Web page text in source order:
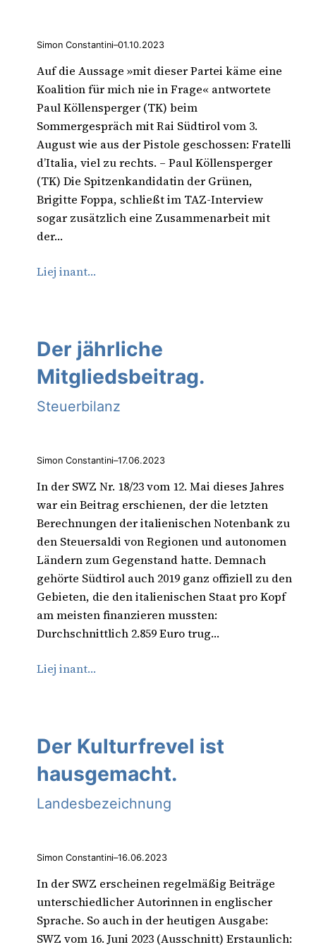
Simon Constantini–01.10.2023
Auf die Aussage »mit dieser Partei käme eine
Koalition für mich nie in Frage« antwortete
Paul Köllensperger (TK) beim
Sommergespräch mit Rai Südtirol vom 3.
August wie aus der Pistole geschossen: Fratelli
d’Italia, viel zu rechts. – Paul Köllensperger
(TK) Die Spitzenkandidatin der Grünen,
Brigitte Foppa, schließt im TAZ-Interview
sogar zusätzlich eine Zusammenarbeit mit
der…
Liej inant…
Der jährliche
Mitgliedsbeitrag.
Steuerbilanz
Simon Constantini–17.06.2023
In der SWZ Nr. 18/23 vom 12. Mai dieses Jahres
war ein Beitrag erschienen, der die letzten
Berechnungen der italienischen Notenbank zu
den Steuersaldi von Regionen und autonomen
Ländern zum Gegenstand hatte. Demnach
gehörte Südtirol auch 2019 ganz offiziell zu den
Gebieten, die den italienischen Staat pro Kopf
am meisten finanzieren mussten:
Durchschnittlich 2.859 Euro trug…
Liej inant…
Der Kulturfrevel ist
hausgemacht.
Landesbezeichnung
Simon Constantini–16.06.2023
In der SWZ erscheinen regelmäßig Beiträge
unterschiedlicher Autorinnen in englischer
Sprache. So auch in der heutigen Ausgabe:
SWZ vom 16. Juni 2023 (Ausschnitt) Erstaunlich: